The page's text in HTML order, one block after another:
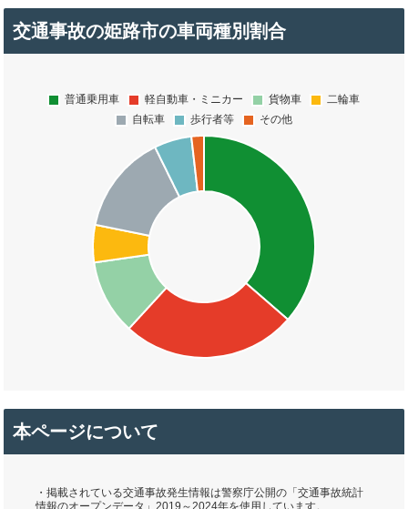
交通事故の姫路市の車両種別割合
本ページについて
・掲載されている交通事故発生情報は警察庁公開の「交通事故統計
情報のオープンデータ」2019～2024年を使用しています。